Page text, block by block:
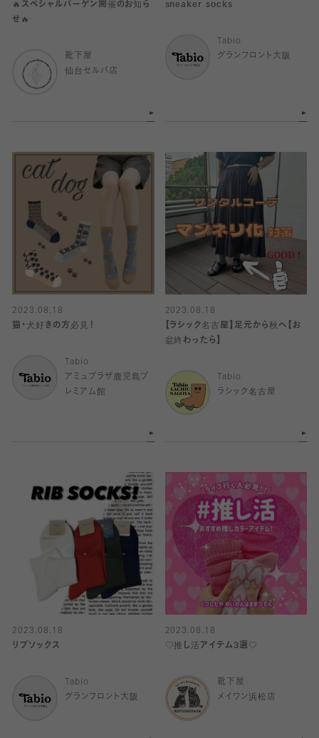
🔥スペシャルバーゲン開催のお知ら
せ🔥
靴下屋
仙台セルバ店
sneaker socks
Tabio
グランフロント大阪
2023.08.18
猫・犬好きの方必見！
Tabio
アミュプラザ鹿児島プ
レミアム館
2023.08.18
【ラシック名古屋】足元から秋へ【お
盆終わったら】
Tabio
ラシック名古屋
2023.08.18
リブソックス
Tabio
グランフロント大阪
2023.08.18
♡推し活アイテム3選♡
靴下屋
メイワン浜松店